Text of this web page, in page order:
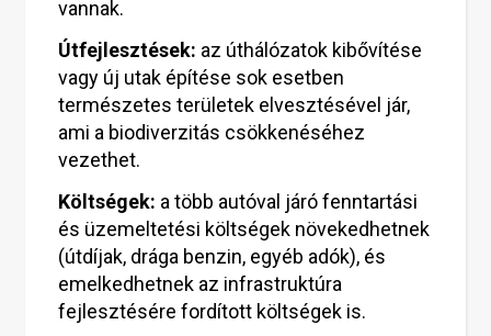
vannak.
Útfejlesztések: az úthálózatok kibővítése
vagy új utak építése sok esetben
természetes területek elvesztésével jár,
ami a biodiverzitás csökkenéséhez
vezethet.
Költségek: a több autóval járó fenntartási
és üzemeltetési költségek növekedhetnek
(útdíjak, drága benzin, egyéb adók), és
emelkedhetnek az infrastruktúra
fejlesztésére fordított költségek is.